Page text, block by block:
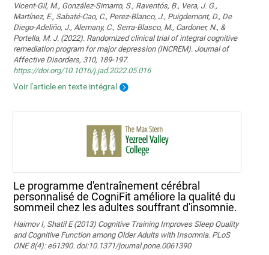
Vicent-Gil, M., González-Simarro, S., Raventós, B., Vera, J. G.,
Martínez, E., Sabaté-Cao, C., Perez-Blanco, J., Puigdemont, D., De
Diego-Adeliño, J., Alemany, C., Serra-Blasco, M., Cardoner, N., &
Portella, M. J. (2022). Randomized clinical trial of integral cognitive
remediation program for major depression (INCREM). Journal of
Affective Disorders, 310, 189-197.
https://doi.org/10.1016/j.jad.2022.05.016
Voir l'article en texte intégral
Le programme d'entraînement cérébral
personnalisé de CogniFit améliore la qualité du
sommeil chez les adultes souffrant d'insomnie.
Haimov I, Shatil E (2013) Cognitive Training Improves Sleep Quality
and Cognitive Function among Older Adults with Insomnia. PLoS
ONE 8(4): e61390. doi:10.1371/journal.pone.0061390